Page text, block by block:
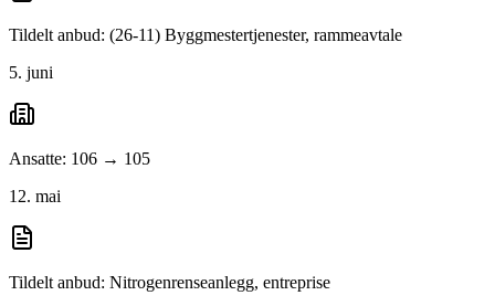
Tildelt anbud: (26-11) Byggmestertjenester, rammeavtale
5. juni
Ansatte: 106 → 105
12. mai
Tildelt anbud: Nitrogenrenseanlegg, entreprise